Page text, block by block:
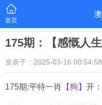
首页
175期：【感慨人
发表于：2025-03-16 00:54:58
175期:平特一肖 【狗】 开